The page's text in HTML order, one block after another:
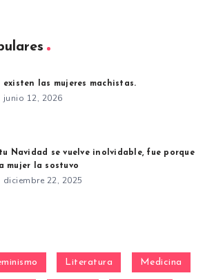
existen las mujeres machistas.
junio 12, 2026
Navidad se vuelve inolvidable, fue porque
mujer la sostuvo
diciembre 22, 2025
Literatura Medicina